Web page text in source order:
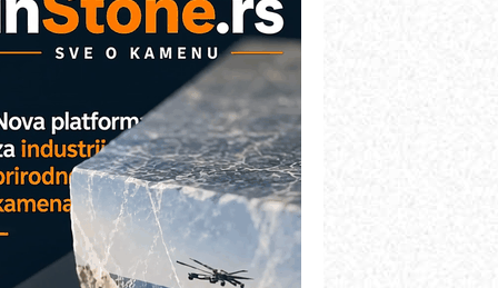
različitih oblika